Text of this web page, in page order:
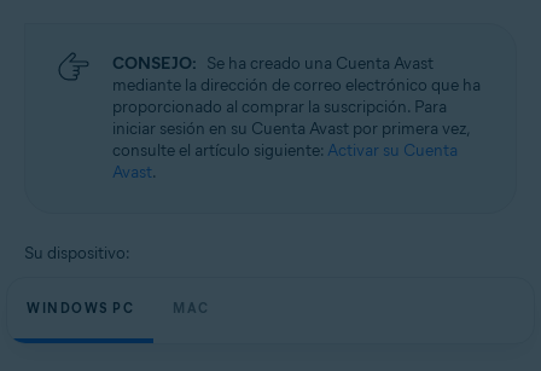
Microsoft Windows 8/Pro/Enterprise - 32 o 64 bits
Microsoft Windows 7 Home Basic/Home
Premium/Professional/Enterprise/Ultimate - Service Pack 1, 32 o 64 bits
Apple macOS 14.x (Sonoma)
Apple macOS 13.x (Ventura)
Apple macOS 10.14.x (Mojave)
CONSEJO: Se ha creado una Cuenta Avast
mediante la dirección de correo electrónico que ha
proporcionado al comprar la suscripción. Para
iniciar sesión en su Cuenta Avast por primera vez,
consulte el artículo siguiente: Activar su Cuenta
Avast.
Su dispositivo:
WINDOWS PC MAC